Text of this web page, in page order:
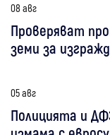
08 авг
Проверяват
земи за
05 авг
Полицията и